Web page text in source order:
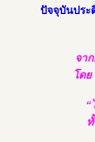
ปัจจุบันปร
จา
โด
“